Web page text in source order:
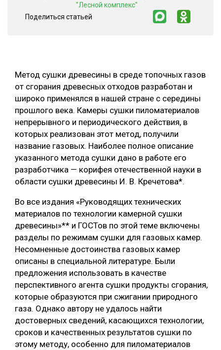
Метод сушки древесины в среде топочных газов
от сгорания древесных отходов разработан и
широко применялся в нашей стране с середины
прошлого века. Камеры сушки пиломатериалов
непрерывного и периодического действия, в
которых реализован этот метод, получили
название газовых. Наиболее полное описание
указанного метода сушки дано в работе его
разработчика — корифея отечественной науки в
области сушки древесины И. В. Кречетова*.
Во все издания «Руководящих технических
материалов по технологии камерной сушки
древесины»** и ГОСТов по этой теме включены
разделы по режимам сушки для газовых камер.
Несомненные достоинства газовых камер
описаны в специальной литературе. Были
предложения использовать в качестве
перспективного агента сушки продукты сгорания,
которые образуются при сжигании природного
газа. Однако автору не удалось найти
достоверных сведений, касающихся технологии,
сроков и качественных результатов сушки по
этому методу, особенно для пиломатериалов
"Лесной комплекс"
Поделиться статьей